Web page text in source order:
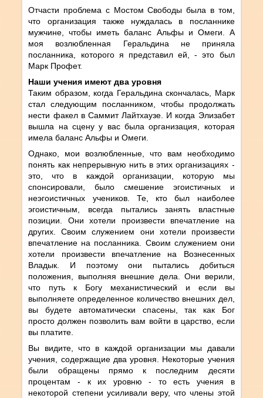
Отчасти проблема с Мостом Свободы была в том,
что организация также нуждалась в посланнике
мужчине, чтобы иметь баланс Альфы и Омеги. А
моя возлюбленная Геральдина не приняла
посланника, которого я представил ей, - это был
Марк Профет.
Наши учения имеют два уровня
Таким образом, когда Геральдина скончалась, Марк
стал следующим посланником, чтобы продолжать
нести факел в Саммит Лайтхаузе. И когда Элизабет
вышла на сцену у вас была организация, которая
имела баланс Альфы и Омеги.
Однако, мои возлюбленные, что вам необходимо
понять как непрерывную нить в этих организациях -
это, что в каждой организации, которую мы
спонсировали, было смешение эгоистичных и
неэгоистичных учеников. Те, кто был наиболее
эгоистичным, всегда пытались занять властные
позиции. Они хотели произвести впечатление на
других. Своим служением они хотели произвести
впечатление на посланника. Своим служением они
хотели произвести впечатление на Вознесенных
Владык. И поэтому они пытались добиться
положения, выполняя внешние дела. Они верили,
что путь к Богу механистический и если вы
выполняете определенное количество внешних дел,
вы будете автоматически спасены, так как Бог
просто должен позволить вам войти в царство, если
вы платите.
Вы видите, что в каждой организации мы давали
учения, содержащие два уровня. Некоторые учения
были обращены прямо к последним десяти
процентам - к их уровню - то есть учения в
некоторой степени усиливали веру, что члены этой